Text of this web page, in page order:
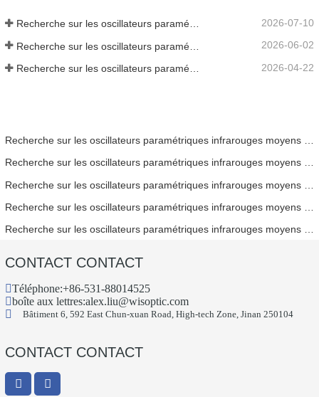
Recherche sur les oscillateurs paramétriques infrarouges moyens - Partie 06 2026-07-10
2026-06-02
2026-04-22
Recherche sur les oscillateurs paramétriques infrarouges moyens - Partie 05
Recherche sur les oscillateurs paramétriques infrarouges moyens - Partie 02
CONTACT CONTACT
Téléphone:+86-531-88014525
boîte aux lettres:alex.liu@wisoptic.com
Bâtiment 6, 592 East Chun-xuan Road, High-tech Zone, Jinan 250104
CONTACT CONTACT